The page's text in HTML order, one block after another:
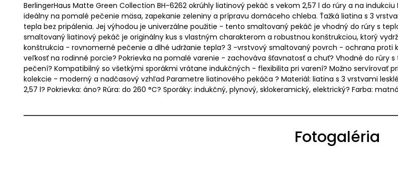
BerlingerHaus Matte Green Collection BH-6262 okrúhly liatinový pekáč s vekom 2,57 l do rúry a na
ideálny na pomalé pečenie mäsa, zapekanie zeleniny a prípravu domáceho chleba. Ťažká liatina s 3
tepla bez pripálenia. Jej výhodou je univerzálne použitie - tento smaltovaný pekáč je vhodný do rúry s
smaltovaný liatinový pekáč je originálny kus s vlastným charakterom a robustnou konštrukciou, ktorý
konštrukcia - rovnomerné pečenie a dlhé udržanie tepla? 3 -vrstvový smaltovaný povrch - ochrana proti
veľkosť na rodinné porcie? Pokrievka na pomalé varenie - zachováva šťavnatosť a chuť? Vhodné do rúry
pečení? Kompatibilný so všetkými sporákmi vrátane indukčných - flexibilita pri varení? Možno servírovať
kolekcie - moderný a nadčasový vzhľad Parametre liatinového pekáča ? Materiál: liatina s 3 vrstvami
2,57 l? Pokrievka: áno? Rúra: do 260 °C? Sporáky: indukčný, plynový, sklokeramický, elektrický? Farba:
Fotogaléria